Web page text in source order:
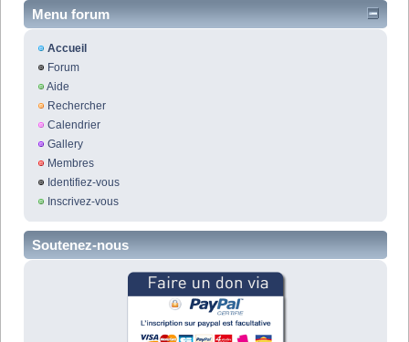
Menu forum
Accueil
Forum
Aide
Rechercher
Calendrier
Gallery
Membres
Identifiez-vous
Inscrivez-vous
Soutenez-nous